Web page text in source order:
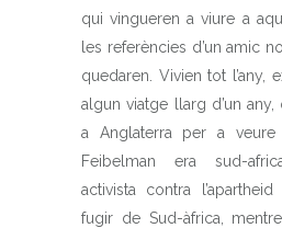
qui vingueren a viure a
les referències d’un amic
quedaren. Vivien tot l’any,
algun viatge llarg d’un
a Anglaterra per a veure
Feibelman era sud-
activista contra
fugir de Sud-àfrica,